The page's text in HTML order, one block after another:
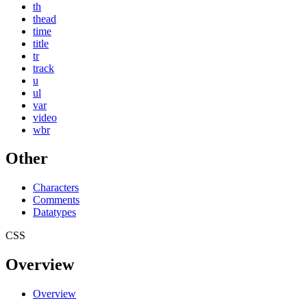
th
thead
time
title
tr
track
u
ul
var
video
wbr
Other
Characters
Comments
Datatypes
CSS
Overview
Overview